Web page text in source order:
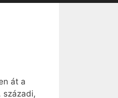
át a
századi,